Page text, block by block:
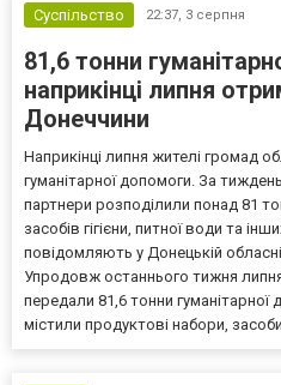
Суспільство 22:37, 3 серпня
81,6 тонни
наприкінці липня
Донеччини
Наприкінці липня жителі громад
гуманітарної допомоги. За тиждень
партнери розподілили понад 81
засобів гігієни, питної води та
повідомляють у Донецькій
Упродовж останнього тижня
передали 81,6 тонни гуманітарної
містили продуктові набори,